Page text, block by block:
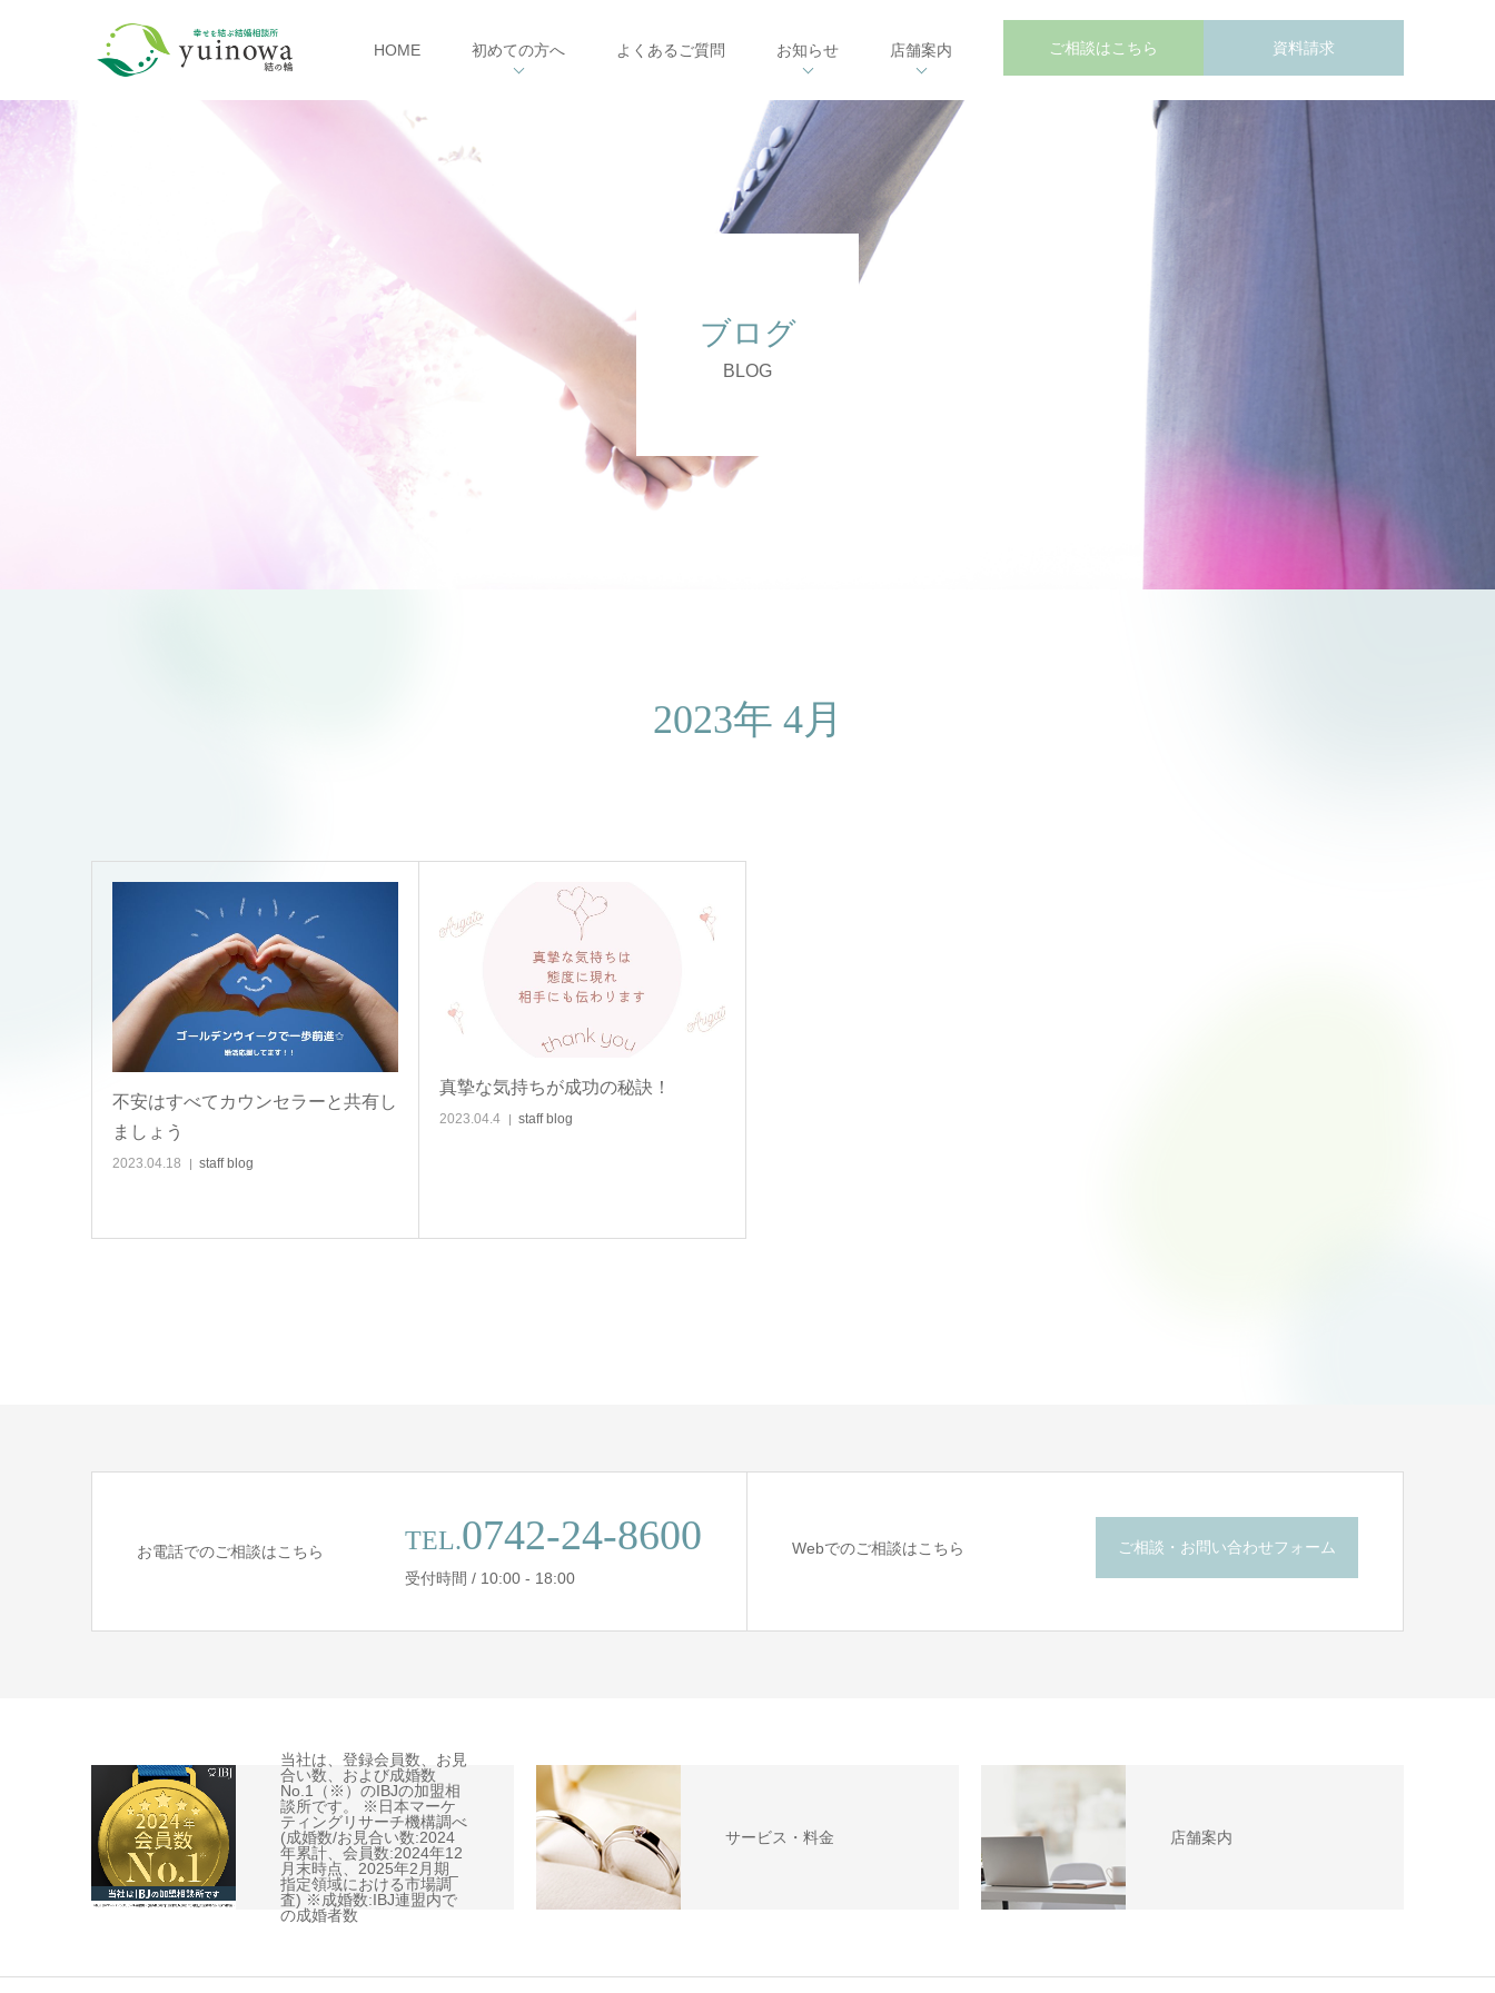
ご相談はこちら 資料請求
HOME 初めての方へ よくあるご質問 お知らせ 店舗案内
ブログ
BLOG
2023年 4月
不安はすべてカウンセラーと共有し
ましょう
2023.04.18 staff blog
真摯な気持ちが成功の秘訣！
2023.04.4 staff blog
お電話でのご相談はこちら TEL.0742-24-8600
受付時間 / 10:00 - 18:00
Webでのご相談はこちら ご相談・お問い合わせフォーム
当社は、登録会員数、お見
合い数、および成婚数
No.1（※）のIBJの加盟相
談所です。 ※日本マーケ
ティングリサーチ機構調べ
(成婚数/お見合い数:2024
年累計、会員数:2024年12
月末時点、2025年2月期_
指定領域における市場調
査) ※成婚数:IBJ連盟内で
の成婚者数
サービス・料金 店舗案内